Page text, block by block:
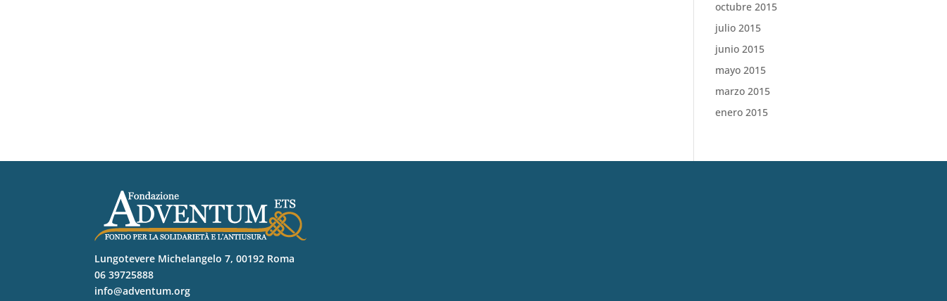
octubre 2015
julio 2015
junio 2015
mayo 2015
marzo 2015
enero 2015
Lungotevere Michelangelo 7, 00192 Roma
06 39725888
info@adventum.org